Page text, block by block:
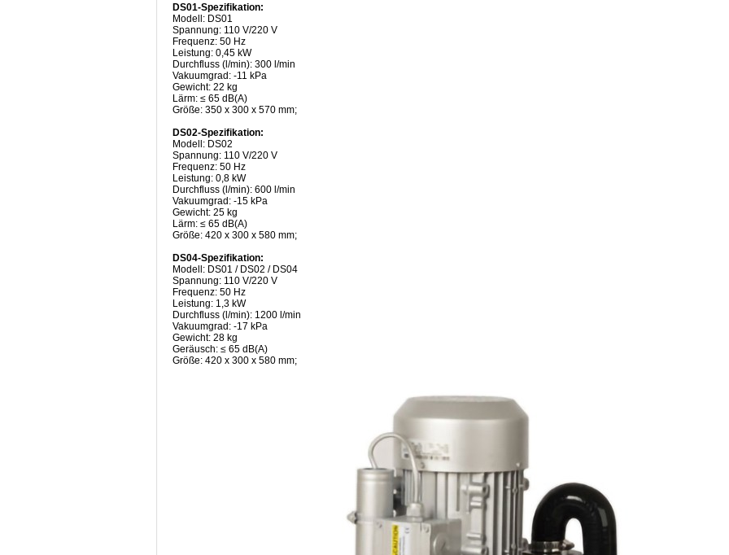
DS01-Spezifikation:
Modell: DS01
Spannung: 110 V/220 V
Frequenz: 50 Hz
Leistung: 0,45 kW
Durchfluss (l/min): 300 l/min
Vakuumgrad: -11 kPa
Gewicht: 22 kg
Lärm: ≤ 65 dB(A)
Größe: 350 x 300 x 570 mm;
DS02-Spezifikation:
Modell: DS02
Spannung: 110 V/220 V
Frequenz: 50 Hz
Leistung: 0,8 kW
Durchfluss (l/min): 600 l/min
Vakuumgrad: -15 kPa
Gewicht: 25 kg
Lärm: ≤ 65 dB(A)
Größe: 420 x 300 x 580 mm;
DS04-Spezifikation:
Modell: DS01 / DS02 / DS04
Spannung: 110 V/220 V
Frequenz: 50 Hz
Leistung: 1,3 kW
Durchfluss (l/min): 1200 l/min
Vakuumgrad: -17 kPa
Gewicht: 28 kg
Geräusch: ≤ 65 dB(A)
Größe: 420 x 300 x 580 mm;